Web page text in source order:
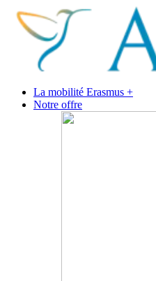
La mobilité Erasmus +
Notre offre